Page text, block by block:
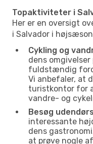
Topaktiviteter i
Her er en oversigt
i Salvador i
Cykling og
dens
fuldstændig
Vi anbefaler, at
turistkontor for
vandre- og
Besøg
interessante
dens
at prøve nogle